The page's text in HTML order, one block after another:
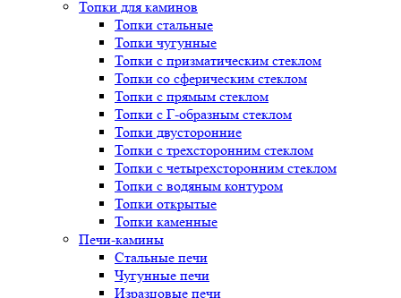
Топки для каминов
Топки стальные
Топки чугунные
Топки с призматическим стеклом
Топки со сферическим стеклом
Топки с прямым стеклом
Топки с Г-образным стеклом
Топки двусторонние
Топки с трехсторонним стеклом
Топки с четырехсторонним стеклом
Топки с водяным контуром
Топки открытые
Топки каменные
Печи-камины
Стальные печи
Чугунные печи
Изразцовые печи